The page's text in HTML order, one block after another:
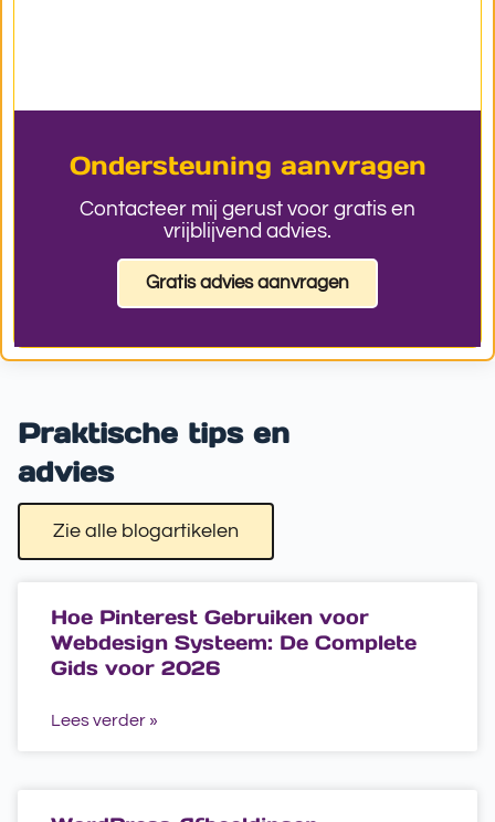
Ondersteuning aanvragen
Contacteer mij gerust voor gratis en
vrijblijvend advies.
Gratis advies aanvragen
Praktische tips en
advies
Zie alle blogartikelen
Hoe Pinterest Gebruiken voor
Webdesign Systeem: De Complete
Gids voor 2026
Lees verder »